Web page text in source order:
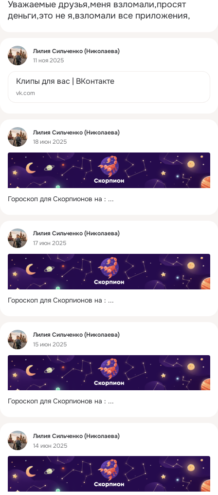
Уважаемые друзья,меня взломали,просят
деньги,это не я,взломали все приложения,
Фид
Лилия Сильченко (Николаева)
11 ноя 2025
Клипы для вас | ВКонтакте
vk.com
Фид
Лилия Сильченко (Николаева)
18 июн 2025
Гороскоп для Скорпионов на : ...
Фид
Лилия Сильченко (Николаева)
17 июн 2025
Гороскоп для Скорпионов на : ...
Фид
Лилия Сильченко (Николаева)
15 июн 2025
Гороскоп для Скорпионов на : ...
Фид
Лилия Сильченко (Николаева)
14 июн 2025